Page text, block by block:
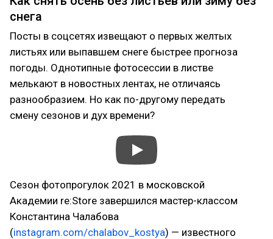
снега
Посты в соцсетях извещают о первых желтых
листьях или выпавшем снеге быстрее прогноза
погоды. Однотипные фотосессии в листве
мелькают в новостных лентах, не отличаясь
разнообразием. Но как по-другому передать
смену сезонов и дух времени?
Сезон фотопрогулок 2021 в московской
Академии re:Store завершился мастер-классом
Константина Чалабова
(instagram.com/chalabov_kostya) — известного